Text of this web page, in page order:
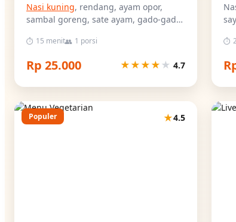
Nasi kuning, rendang, ayam opor,
sambal goreng, sate ayam, gado-gado,
⏱ 15 menit👥 1 porsi
Rp 25.000 ★★★★★ 4.7
⏱
Populer ★4.5